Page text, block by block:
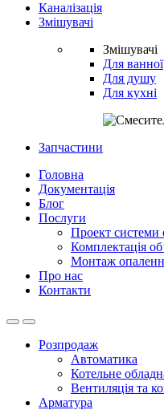
Каналізація
Змішувачі
Змішувачі
Для ванної
Для душу
Для кухні
Запчастини
Головна
Документація
Блог
Послуги
Проект системи
Комплектація
Монтаж
Про нас
Контакти
OpenClose
Розпродаж
Автоматика
Котельне
Вентиляція та
Арматура